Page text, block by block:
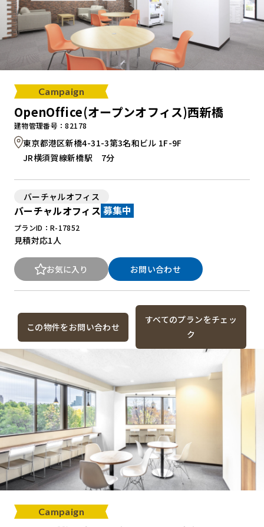
Campaign
OpenOffice(オープンオフィス)西新橋
建物管理番号：82178
東京都港区新橋4-31-3第3名和ビル 1F-9F
JR横須賀線新橋駅 7分
バーチャルオフィス
バーチャルオフィス 募集中
プランID：R-17852
見積対応1人
お気に入り お問い合わせ
この物件をお問い合わせ
すべてのプランをチェッ
ク
Campaign